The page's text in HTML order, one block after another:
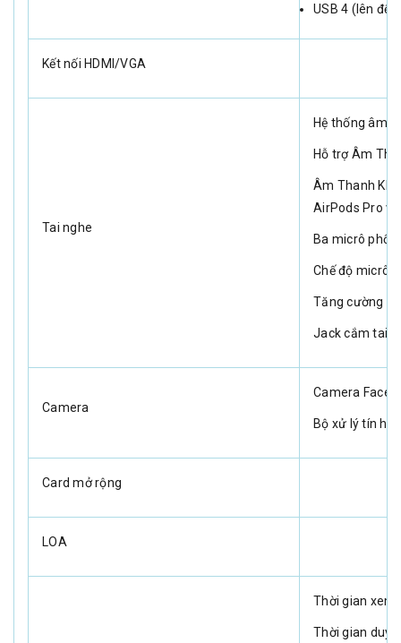
USB 4 (lên
Kết nối HDMI/VGA
Tai nghe
Hệ thống âm
Hỗ trợ Âm
Âm Thanh
AirPods Pro
Ba micrô phối
Chế độ micrô
Tăng cường
Jack cắm tai
Camera
Camera
Bộ xử lý tín
Card mở rộng
LOA
Thời gian xem
Thời gian